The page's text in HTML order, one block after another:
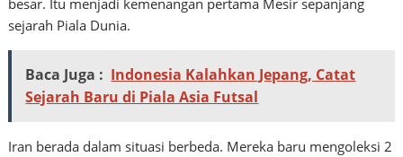
sejarah Piala Dunia.
Baca Juga : Indonesia Kalahkan Jepang, Catat
Sejarah Baru di Piala Asia Futsal
Iran berada dalam situasi berbeda. Mereka baru mengoleksi 2